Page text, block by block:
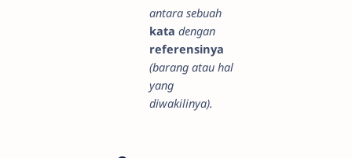
antara sebuah
kata dengan
referensinya
(barang atau hal
yang
diwakilinya).